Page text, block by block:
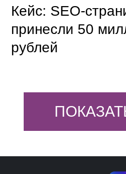
Кейс: SEO-
принесли 50
рублей